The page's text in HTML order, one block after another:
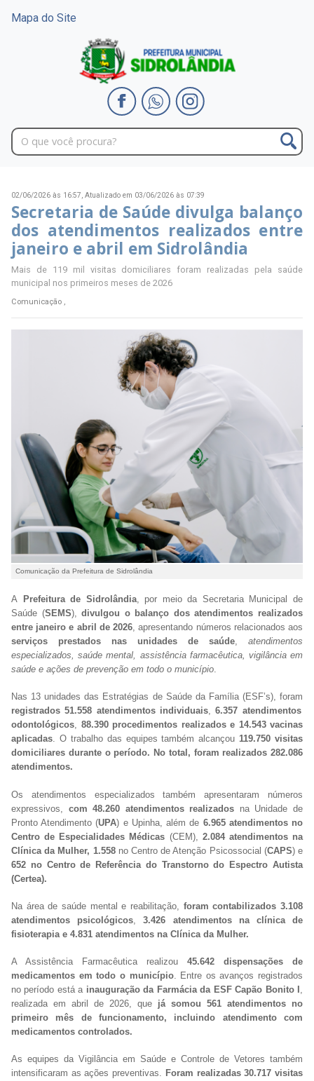
Mapa do Site
02/06/2026 às 16:57, Atualizado em 03/06/2026 às 07:39
Secretaria de Saúde divulga balanço
dos atendimentos realizados entre
janeiro e abril em Sidrolândia
Mais de 119 mil visitas domiciliares foram realizadas pela saúde
municipal nos primeiros meses de 2026
Comunicação ,
Comunicação da Prefeitura de Sidrolândia
A Prefeitura de Sidrolândia, por meio da Secretaria Municipal de
Saúde (SEMS),divulgou o balanço dos atendimentos realizados
entre janeiro e abril de 2026, apresentando números relacionados aos
serviços prestados nas unidades de saúde, atendimentos
especializados, saúde mental, assistência farmacêutica, vigilância em
saúde e ações de prevenção em todo o município.
Nas 13 unidades das Estratégias de Saúde da Família (ESF’s), foram
registrados 51.558 atendimentos individuais, 6.357 atendimentos
odontológicos, 88.390 procedimentos realizados e 14.543 vacinas
aplicadas. O trabalho das equipes também alcançou119.750 visitas
domiciliares durante o período. No total, foram realizados 282.086
atendimentos.
Os atendimentos especializados também apresentaram números
expressivos, com 48.260 atendimentos realizados na Unidade de
Pronto Atendimento (UPA) e Upinha, além de 6.965 atendimentos no
Centro de Especialidades Médicas (CEM), 2.084 atendimentos na
Clínica da Mulher, 1.558 no Centro de Atenção Psicossocial (CAPS) e
652 no Centro de Referência do Transtorno do Espectro Autista
(Certea).
Na área de saúde mental e reabilitação, foram contabilizados 3.108
atendimentos psicológicos ,3.426 atendimentos na clínica de
fisioterapia e 4.831 atendimentos na Clínica da Mulher.
A Assistência Farmacêutica realizou 45.642 dispensações de
medicamentos em todo o município. Entre os avanços registrados
no período está a inauguração da Farmácia da ESF Capão Bonito I
realizada em abril de 2026, que já somou 561 atendimentos no
primeiro mês de funcionamento, incluindo atendimento com
medicamentos controlados.
As equipes da Vigilância em Saúde e Controle de Vetores também
intensificaram as ações preventivas. Foram realizadas 30.717 visitas